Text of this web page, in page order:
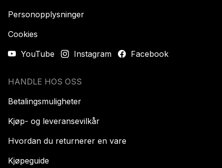
Personopplysninger
Cookies
YouTube
Instagram Facebook
HANDLE HOS OSS
Betalingsmuligheter
Kjøp- og leveransevilkår
Hvordan du returnerer en vare
Kjøpeguide